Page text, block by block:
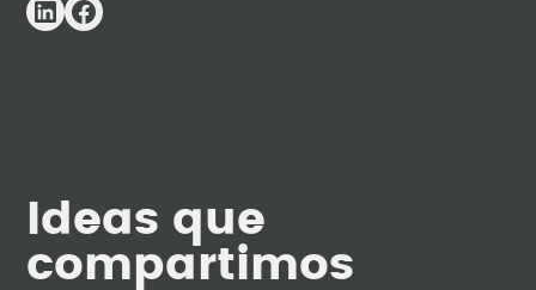
Ideas que
compartimos